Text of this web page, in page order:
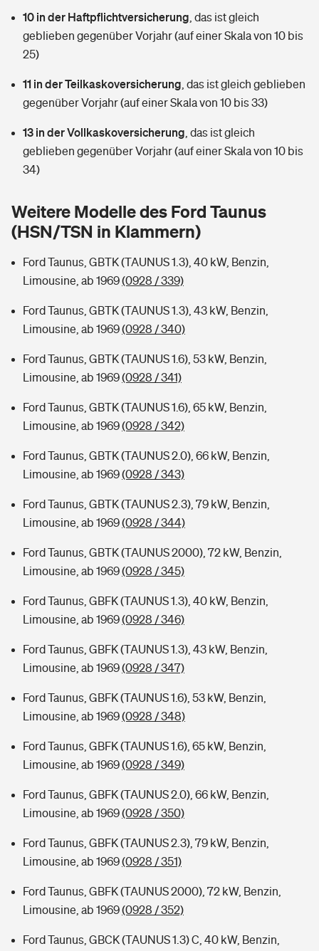
Wer versichert was: Jetzt Versicherer finden
Sie haben Fragen?
Mietkautionsversicherung
Restkreditversicherung
Tools
Hochwasser-Check: Wie gefährdet ist Ihr Haus?
Sie haben Fragen?
Kinderinvalidität
Hundehalter-Haftpflicht
Handyversicherung
Private Cyberversicherung
Zur Übersicht
Kinderunfall-Check: Mehr Sicherheit für deine Kids
Typklassen: So ist Ihr Auto eingestuft
Sie haben Fragen?
Tierkrankenversicherung
Zur Übersicht
Tools
Wer versichert was: Jetzt Versicherer finden
Rentenrechner: Wie viel Geld bekomme ich im Alter?
10 in der Haftpflichtversicherung das ist gleich
geblieben gegenüber Vorjahr (auf einer Skala von 10 bis
25)
11 in der Teilkaskoversicherung das ist gleich geblieben
gegenüber Vorjahr (auf einer Skala von 10 bis 33)
13 in der Vollkaskoversicherung das ist gleich
geblieben gegenüber Vorjahr (auf einer Skala von 10 bis
34)
Weitere Modelle des Ford Taunus
(HSN/TSN in Klammern)
Ford Taunus, GBTK (TAUNUS 1.3), 40 kW, Benzin,
Limousine, ab 1969(0928 / 339)
Ford Taunus, GBTK (TAUNUS 1.3), 43 kW, Benzin,
Limousine, ab 1969(0928 / 340)
Ford Taunus, GBTK (TAUNUS 1.6), 53 kW, Benzin,
Limousine, ab 1969(0928 / 341)
Ford Taunus, GBTK (TAUNUS 1.6), 65 kW, Benzin,
Limousine, ab 1969(0928 / 342)
Ford Taunus, GBTK (TAUNUS 2.0), 66 kW, Benzin,
Limousine, ab 1969(0928 / 343)
Ford Taunus, GBTK (TAUNUS 2.3), 79 kW, Benzin,
Limousine, ab 1969(0928 / 344)
Ford Taunus, GBTK (TAUNUS 2000), 72 kW, Benzin,
Limousine, ab 1969(0928 / 345)
Ford Taunus, GBFK (TAUNUS 1.3), 40 kW, Benzin,
Limousine, ab 1969(0928 / 346)
Ford Taunus, GBFK (TAUNUS 1.3), 43 kW, Benzin,
Limousine, ab 1969(0928 / 347)
Ford Taunus, GBFK (TAUNUS 1.6), 53 kW, Benzin,
Limousine, ab 1969(0928 / 348)
Ford Taunus, GBFK (TAUNUS 1.6), 65 kW, Benzin,
Limousine, ab 1969(0928 / 349)
Ford Taunus, GBFK (TAUNUS 2.0), 66 kW, Benzin,
Limousine, ab 1969(0928 / 350)
Ford Taunus, GBFK (TAUNUS 2.3), 79 kW, Benzin,
Limousine, ab 1969(0928 / 351)
Ford Taunus, GBFK (TAUNUS 2000), 72 kW, Benzin,
Limousine, ab 1969(0928 / 352)
Ford Taunus, GBCK (TAUNUS 1.3) C, 40 kW, Benzin,